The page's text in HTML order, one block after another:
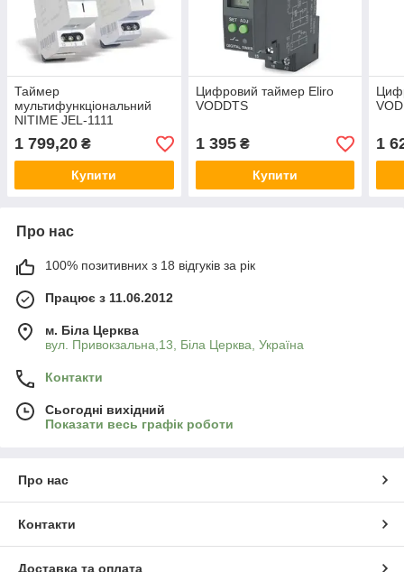
Таймер
мультифункціональний
NITIME JEL-1111
1 799,20 ₴
Купити
Цифровий таймер Eliro
VODDTS
1 395₴
Купити
1
Про нас
100% позитивних з 18 відгуків за рік
Працює з 11.06.2012
м. Біла Церква
вул. Привокзальна,13, Біла Церква, Україна
Контакти
Сьогодні вихідний
Показати весь графік роботи
Про нас
Контакти
Доставка та оплата